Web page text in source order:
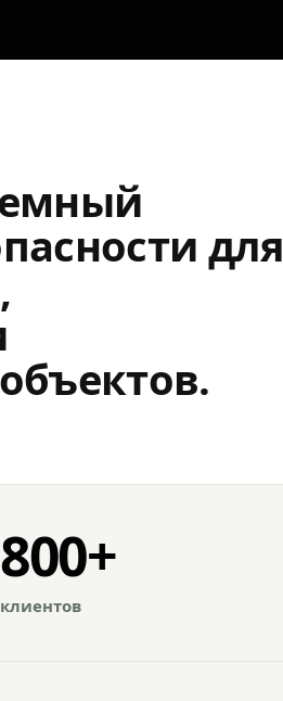
для
800+
клиентов